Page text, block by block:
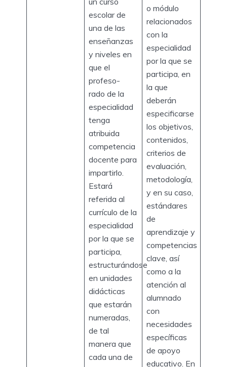
escolar de
una de las
enseñanzas
y niveles en
que el
profeso-
rado de la
especialidad
tenga
atribuida
competencia
docente para
impartirlo.
Estará
referida al
currículo de la
especialidad
por la que se
participa,
estructurándose
en unidades
didácticas
que estarán
numeradas,
de tal
manera que
cada una de
o módulo
relacionados
con la
especialidad
por la que se
participa, en
la que
deberán
especificarse
los objetivos,
contenidos,
criterios de
evaluación,
metodología,
y en su caso,
estándares
de
aprendizaje y
competencias
clave, así
como a la
atención al
alumnado
con
necesidades
específicas
de apoyo
educativo. En